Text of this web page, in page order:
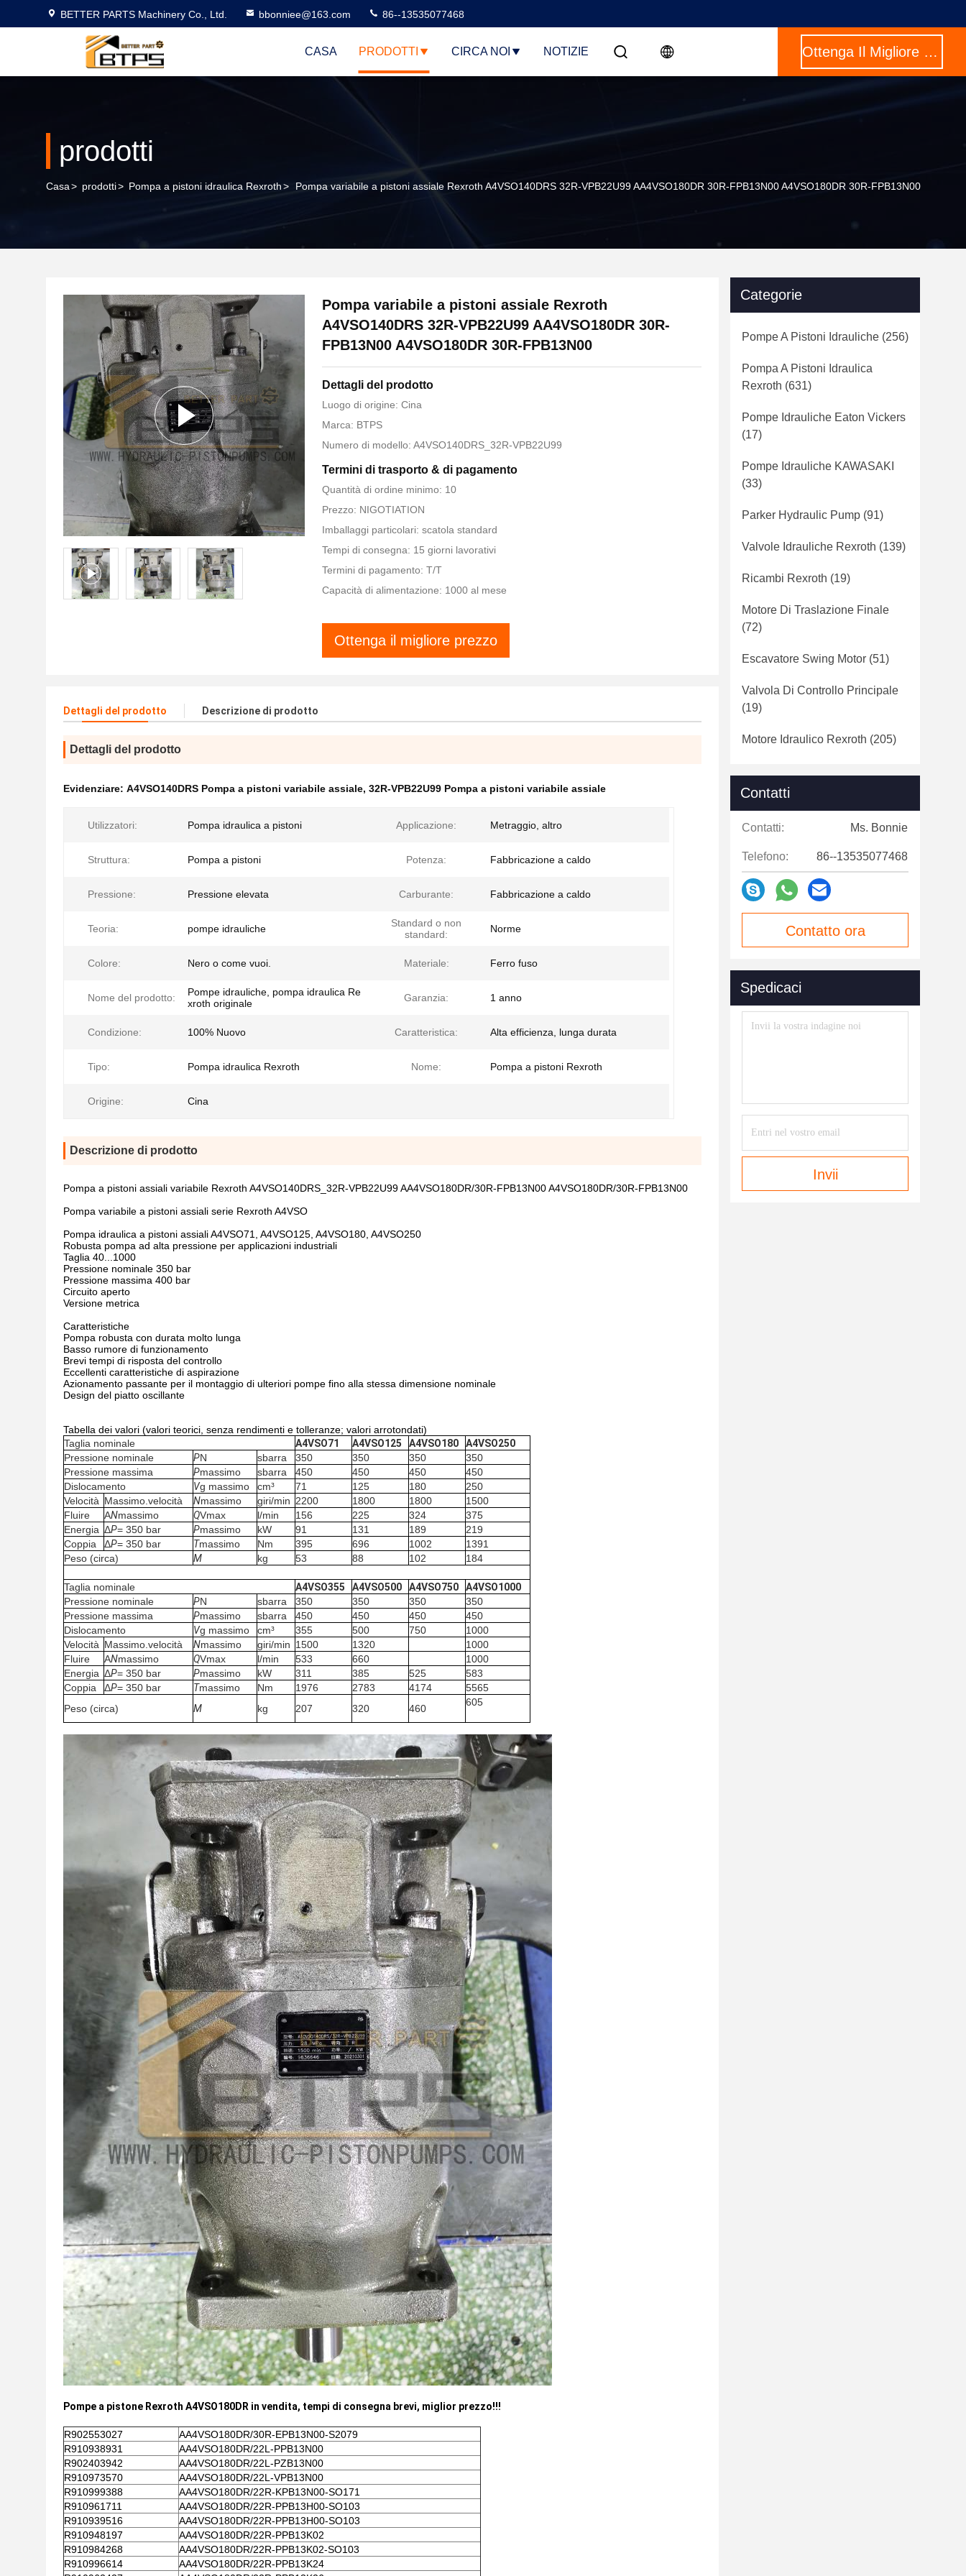
BETTER PARTS Machinery Co., Ltd. bbonniee@163.com 86--13535077468
CASA PRODOTTI CIRCA NOI NOTIZIE Ottenga Il Migliore Prezzo
prodotti
Casa> prodotti> Pompa a pistoni idraulica Rexroth> Pompa variabile a pistoni assiale Rexroth A4VSO140DRS 32R-VPB22U99 AA4VSO180DR 30R-FPB13N00 A4VSO180DR 30R-FPB13N00
Pompa variabile a pistoni assiale Rexroth
A4VSO140DRS 32R-VPB22U99 AA4VSO180DR 30R-
FPB13N00 A4VSO180DR 30R-FPB13N00
Dettagli del prodotto
Luogo di origine: Cina
Marca: BTPS
Numero di modello: A4VSO140DRS_32R-VPB22U99
Termini di trasporto & di pagamento
Quantità di ordine minimo: 10
Prezzo: NIGOTIATION
Imballaggi particolari: scatola standard
Tempi di consegna: 15 giorni lavorativi
Termini di pagamento: T/T
Capacità di alimentazione: 1000 al mese
Ottenga il migliore prezzo
Dettagli del prodotto Descrizione di prodotto
Dettagli del prodotto
Evidenziare: A4VSO140DRS Pompa a pistoni variabile assiale, 32R-VPB22U99 Pompa a pistoni variabile assiale
Utilizzatori: Pompa idraulica a pistoni Applicazione: Metraggio, altro
Struttura: Pompa a pistoni Potenza: Fabbricazione a caldo
Pressione: Pressione elevata Carburante: Fabbricazione a caldo
Teoria: pompe idrauliche
Standard o non
standard:
Norme
Colore: Nero o come vuoi. Materiale: Ferro fuso
Nome del prodotto:
Pompe idrauliche, pompa idraulica Re
xroth originale
Garanzia: 1 anno
Condizione: 100% Nuovo Caratteristica: Alta efficienza, lunga durata
Tipo: Pompa idraulica Rexroth Nome: Pompa a pistoni Rexroth
Origine: Cina
Descrizione di prodotto
Pompa a pistoni assiali variabile Rexroth A4VSO140DRS_32R-VPB22U99 AA4VSO180DR/30R-FPB13N00 A4VSO180DR/30R-FPB13N00
Pompa variabile a pistoni assiali serie Rexroth A4VSO
Pompa idraulica a pistoni assiali A4VSO71, A4VSO125, A4VSO180, A4VSO250
Robusta pompa ad alta pressione per applicazioni industriali
Taglia 40...1000
Pressione nominale 350 bar
Pressione massima 400 bar
Circuito aperto
Versione metrica
Caratteristiche
Pompa robusta con durata molto lunga
Basso rumore di funzionamento
Brevi tempi di risposta del controllo
Eccellenti caratteristiche di aspirazione
Azionamento passante per il montaggio di ulteriori pompe fino alla stessa dimensione nominale
Design del piatto oscillante
Tabella dei valori (valori teorici, senza rendimenti e tolleranze; valori arrotondati)
Taglia nominale
A4VSO71 A4VSO125 A4VSO180
A4VSO250
Pressione nominale
PN sbarra 350 350 350
350
Pressione massima
Pmassimo sbarra 450 450 450
450
Dislocamento
Vg massimo cm³ 71 125 180
250
Velocità Massimo.velocità Nmassimo giri/min 2200 1800 1800
1500
Fluire
ANmassimo QVmax l/min 156 225 324
375
Energia ΔP= 350 bar Pmassimo kW 91 131 189
219
Coppia
ΔP= 350 bar Tmassimo Nm 395 696 1002
1391
Peso (circa)
M kg 53 88 102 184
Taglia nominale A4VSO355 A4VSO500 A4VSO750
A4VSO1000
Pressione nominale
PN sbarra 350 350 350
350
Pressione massima
Pmassimo sbarra 450 450 450
450
Dislocamento
Vg massimo cm³ 355 500 750
1000
Velocità Massimo.velocità Nmassimo giri/min 1500 1320
1000
Fluire
ANmassimo QVmax l/min 533 660
1000
Energia ΔP= 350 bar Pmassimo kW 311 385 525
583
Coppia
ΔP= 350 bar Tmassimo Nm 1976 2783 4174
5565
Peso (circa)
M kg 207 320 460
605
Pompe a pistone Rexroth A4VSO180DR​ in vendita, tempi di consegna brevi, miglior prezzo!!!
R902553027
AA4VSO180DR/30R-EPB13N00-S2079
R910938931
AA4VSO180DR/22L-PPB13N00
R902403942
AA4VSO180DR/22L-PZB13N00
R910973570
AA4VSO180DR/22L-VPB13N00
R910999388
AA4VSO180DR/22R-KPB13N00-SO171
R910961711
AA4VSO180DR/22R-PPB13H00-SO103
R910939516
AA4VSO180DR/22R-PPB13H00-SO103
R910948197
AA4VSO180DR/22R-PPB13K02
R910984268
AA4VSO180DR/22R-PPB13K02-SO103
R910996614
AA4VSO180DR/22R-PPB13K24
Categorie
Pompe A Pistoni Idrauliche (256)
Pompa A Pistoni Idraulica
Rexroth (631)
Pompe Idrauliche Eaton Vickers
(17)
Pompe Idrauliche KAWASAKI
(33)
Parker Hydraulic Pump (91)
Valvole Idrauliche Rexroth (139)
Ricambi Rexroth (19)
Motore Di Traslazione Finale
(72)
Escavatore Swing Motor (51)
Valvola Di Controllo Principale
(19)
Motore Idraulico Rexroth (205)
Contatti
Contatti: Ms. Bonnie
Telefono: 86--13535077468
Contatto ora
Spedicaci
Invii